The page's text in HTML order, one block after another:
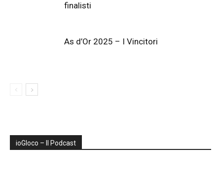
finalisti
As d’Or 2025 – I Vincitori
ioGIoco – Il Podcast